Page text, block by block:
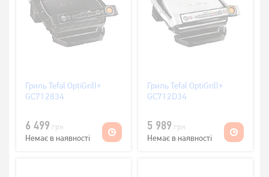
Гриль Tefal OptiGrill+
GC712834
6 499
Немає в наявності
Гриль Tefal OptiGrill+
GC712D34
5 989
Немає в наявності